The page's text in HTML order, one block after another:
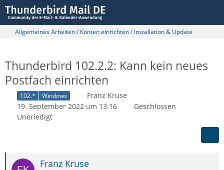
Allgemeines Arbeiten / Konten einrichten / Installation & Update
Thunderbird 102.2.2: Kann kein neues
Postfach einrichten
102.* Windows
Franz Kruse
19. September 2022 um 13:16
Geschlossen
Unerledigt
Franz Kruse